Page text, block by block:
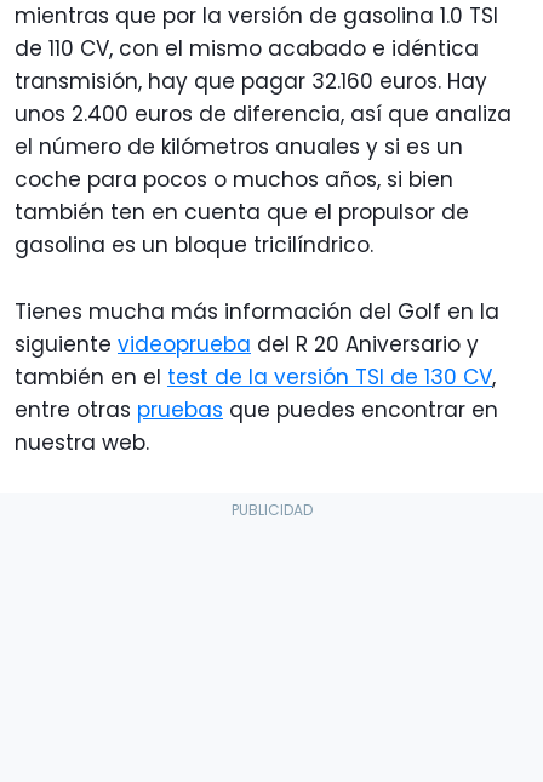
mientras que por la versión de gasolina 1.0 TSI
de 110 CV, con el mismo acabado e idéntica
transmisión, hay que pagar 32.160 euros. Hay
unos 2.400 euros de diferencia, así que analiza
el número de kilómetros anuales y si es un
coche para pocos o muchos años, si bien
también ten en cuenta que el propulsor de
gasolina es un bloque tricilíndrico.
Tienes mucha más información del Golf en la
siguiente videoprueba del R 20 Aniversario y
también en el test de la versión TSI de 130 CV,
entre otras pruebas que puedes encontrar en
nuestra web.